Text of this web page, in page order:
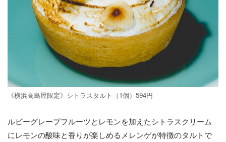
《横浜高島屋限定》シトラスタルト（1個）594円
ルビーグレープフルーツとレモンを加えたシトラスクリーム
にレモンの酸味と香りが楽しめるメレンゲが特徴のタルトで